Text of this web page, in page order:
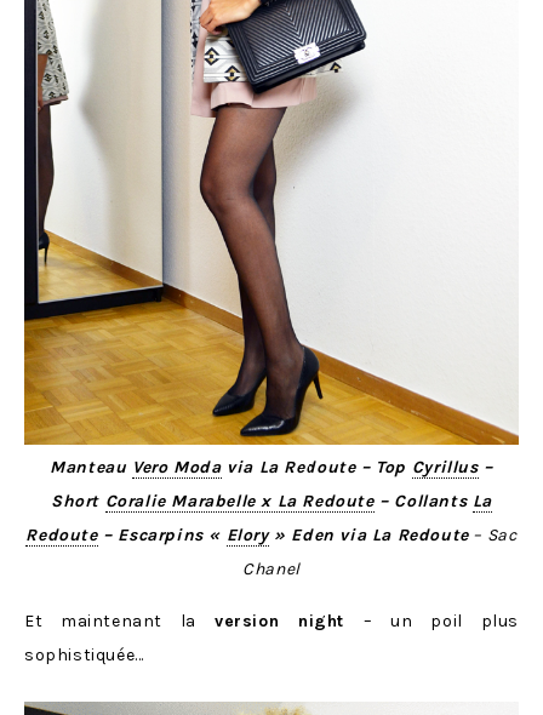
Manteau Vero Modavia La Redoute – Top Cyrillus–
Short Coralie Marabelle x La Redoute– Collants La
Redoute– Escarpins « Elory» Eden via La Redoute– Sac
Chanel
Et maintenant la version night – un poil plus
sophistiquée…